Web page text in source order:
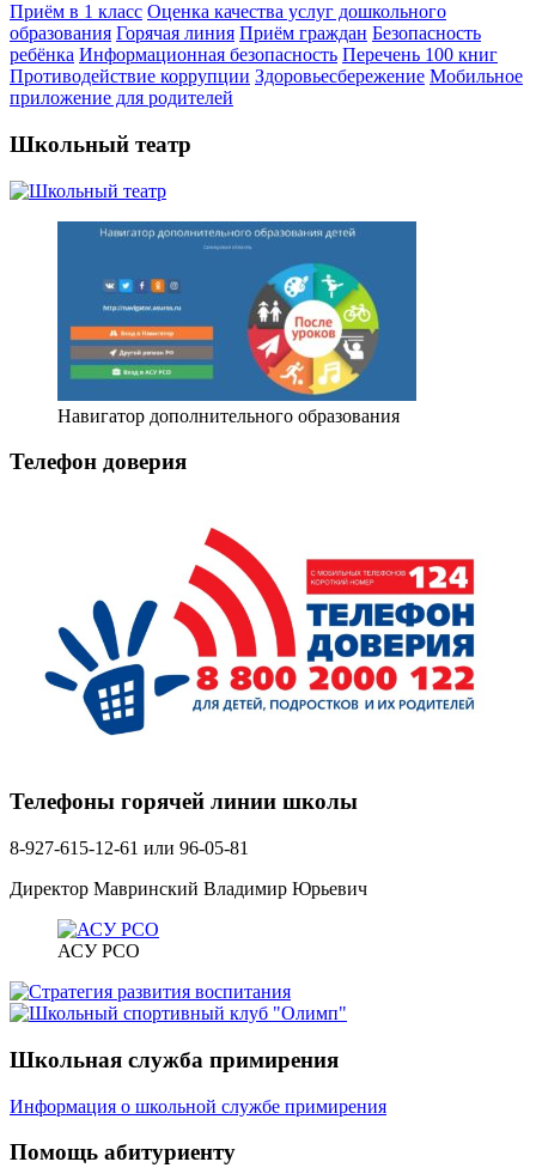
Приём в 1 класс Оценка качества услуг дошкольного
образования Горячая линия Приём граждан Безопасность
ребёнка Информационная безопасность Перечень 100 книг
Противодействие коррупции Здоровьесбережение Мобильное
приложение для родителей
Школьный театр
Навигатор дополнительного образования
Телефон доверия
Телефоны горячей линии школы
8-927-615-12-61 или 96-05-81
Директор Мавринский Владимир Юрьевич
АСУ РСО
Школьная служба примирения
Информация о школьной службе примирения
Помощь абитуриенту